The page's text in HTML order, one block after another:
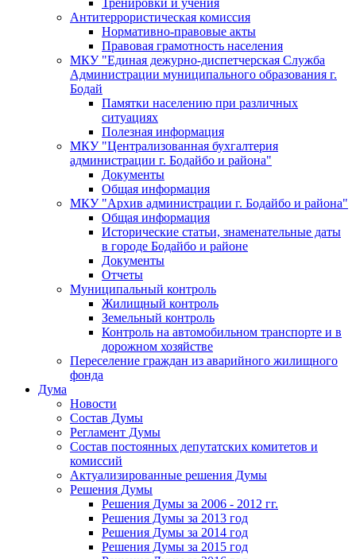
Тренировки и учения
Антитеррористическая комиссия
Нормативно-правовые акты
Правовая грамотность населения
МКУ "Единая дежурно-диспетчерская Служба
Администрации муниципального образования г.
Бодай
Памятки населению при различных
ситуациях
Полезная информация
МКУ "Централизованная бухгалтерия
администрации г. Бодайбо и района"
Документы
Общая информация
МКУ "Архив администрации г. Бодайбо и района"
Общая информация
Исторические статьи, знаменательные даты
в городе Бодайбо и районе
Документы
Отчеты
Муниципальный контроль
Жилищный контроль
Земельный контроль
Контроль на автомобильном транспорте и в
дорожном хозяйстве
Переселение граждан из аварийного жилищного
фонда
Дума
Новости
Состав Думы
Регламент Думы
Состав постоянных депутатских комитетов и
комиссий
Актуализированные решения Думы
Решения Думы
Решения Думы за 2006 - 2012 гг.
Решения Думы за 2013 год
Решения Думы за 2014 год
Решения Думы за 2015 год